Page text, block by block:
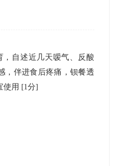
，自述近几天嗳气、反酸
，伴进食后疼痛，钡餐透
使用 [1分]